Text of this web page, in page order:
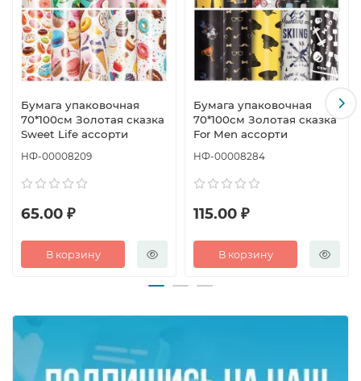
Бумага упаковочная
70*100см Золотая сказка
Sweet Life ассорти
НФ-00008209
65.00 ₽
В корзину
Бумага упаковочная
70*100см Золотая сказка
For Men ассорти
НФ-00008284
115.00 ₽
В корзину